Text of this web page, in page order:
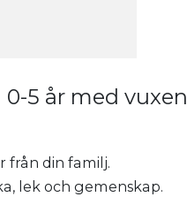
5 år med
från din familj.
lek och gemenskap.